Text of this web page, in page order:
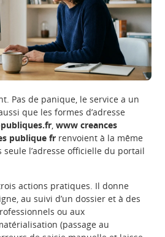
Pas de panique, le service a un
que les formes d’adresse
,www creances
publique fr renvoient à la même
seule l’adresse officielle du portail
actions pratiques. Il donne
au suivi d’un dossier et à des
ou aux
(passage au